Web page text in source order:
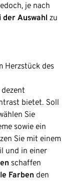
je nach
Auswahl zu
Herzstück des
bietet. Soll
Sie
sowie ein
Sie mit einem
und in einer
schaffen
Farben den